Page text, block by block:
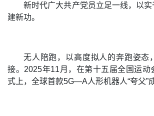
新时代广大共产党员立足一线，以
建新功。
无人陪跑，以高度拟人的奔跑姿态
接。2025年11月，在第十五届全国运动
式上，全球首款5G—A人形机器人“夸父”